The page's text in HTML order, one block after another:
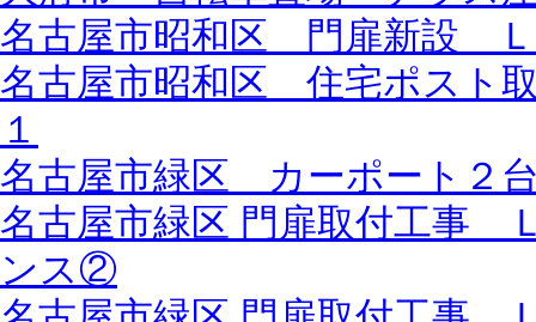
名古屋市昭和区 門扉新設
名古屋市昭和区 住宅ポスト
１
名古屋市緑区 カーポート２
名古屋市緑区 門扉取付工事
ンス②